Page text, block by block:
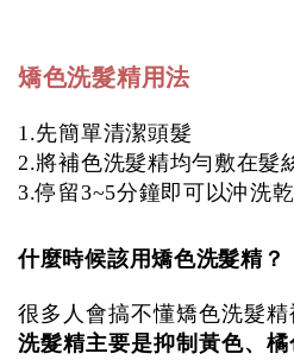
矯色洗髮精用法
1.先簡單清潔頭髮
2.將補色洗髮精均勻敷在髮
3.停留3~5分鐘即可以沖洗
什麼時候該用矯色洗髮精？
很多人會搞不懂矯色洗髮
洗髮精主要是抑制黃色、